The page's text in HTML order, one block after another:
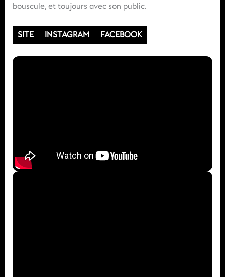
bouscule, et toujours avec son public.
SITE INSTAGRAM FACEBOOK